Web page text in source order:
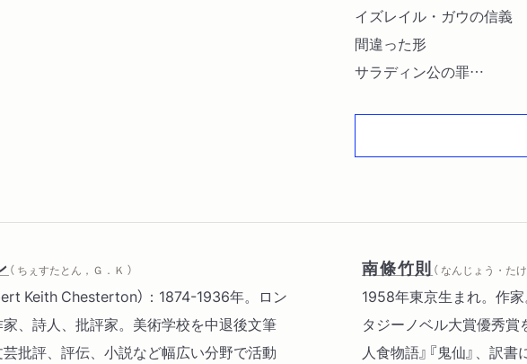
イズレイル・ガウの信義
間違った形
サラディン公の罪
折れた剣の招牌
（ ちぇすたとん，Ｇ．Ｋ ）
Keith Chesterton）：1874-1936年。ロン
、詩人、批評家。美術学校を中退後文筆
批評、評伝、小説など幅広い分野で活動
南條竹則 （ なんじょう・たけ
1958年東京生まれ。作
タジーノベル大賞優秀賞
人食物語』『鬼仙』、訳